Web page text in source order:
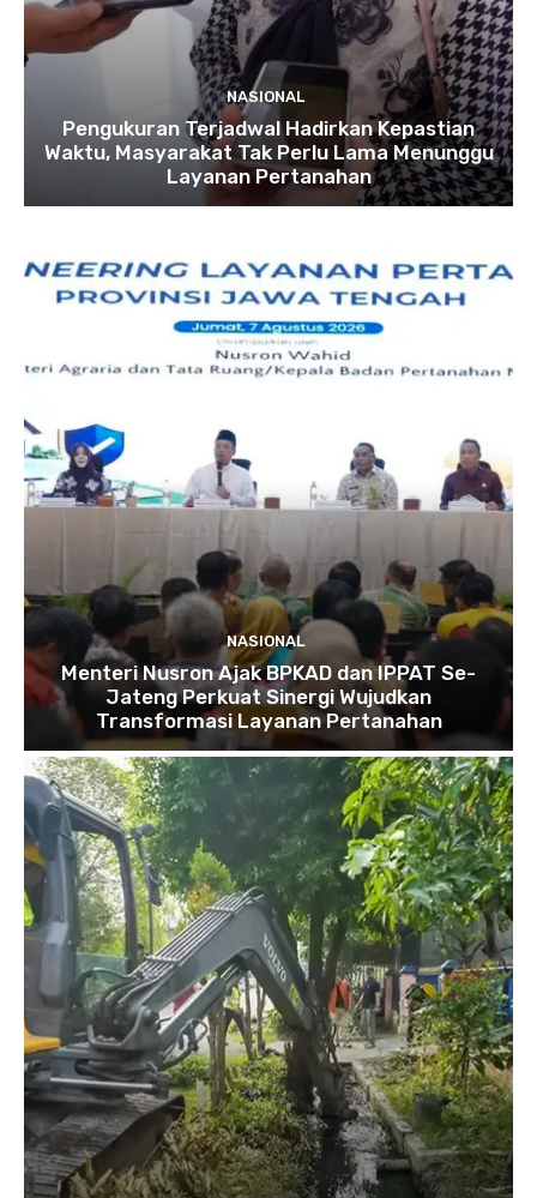
NASIONAL
Pengukuran Terjadwal Hadirkan Kepastian
Waktu, Masyarakat Tak Perlu Lama Menunggu
Layanan Pertanahan
NASIONAL
Menteri Nusron Ajak BPKAD dan IPPAT Se-
Jateng Perkuat Sinergi Wujudkan
Transformasi Layanan Pertanahan